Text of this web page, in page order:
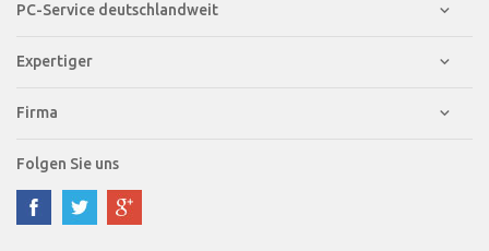
PC-Service deutschlandweit
Expertiger
Firma
Folgen Sie uns